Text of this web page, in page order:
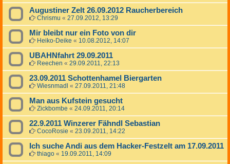
Augustiner Zelt 26.09.2012 Raucherbereich
Chrismu « 27.09.2012, 13:29
Mir bleibt nur ein Foto von dir
Heiko-Deike « 10.08.2012, 14:07
UBAHNfahrt 29.09.2011
Reechen « 29.09.2011, 22:13
23.09.2011 Schottenhamel Biergarten
Wiesnmadl « 27.09.2011, 21:48
Man aus Kufstein gesucht
Zickbombe « 24.09.2011, 20:14
22.9.2011 Winzerer Fähndl Sebastian
CocoRosie « 23.09.2011, 14:22
Ich suche Andi aus dem Hacker-Festzelt am 17.09.2011
thiago « 19.09.2011, 14:09